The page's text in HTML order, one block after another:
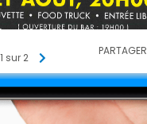
1 sur 2 PARTAGER